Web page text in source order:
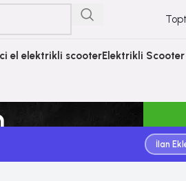
el elektrikli scooterElektrikli Scooter
İlan